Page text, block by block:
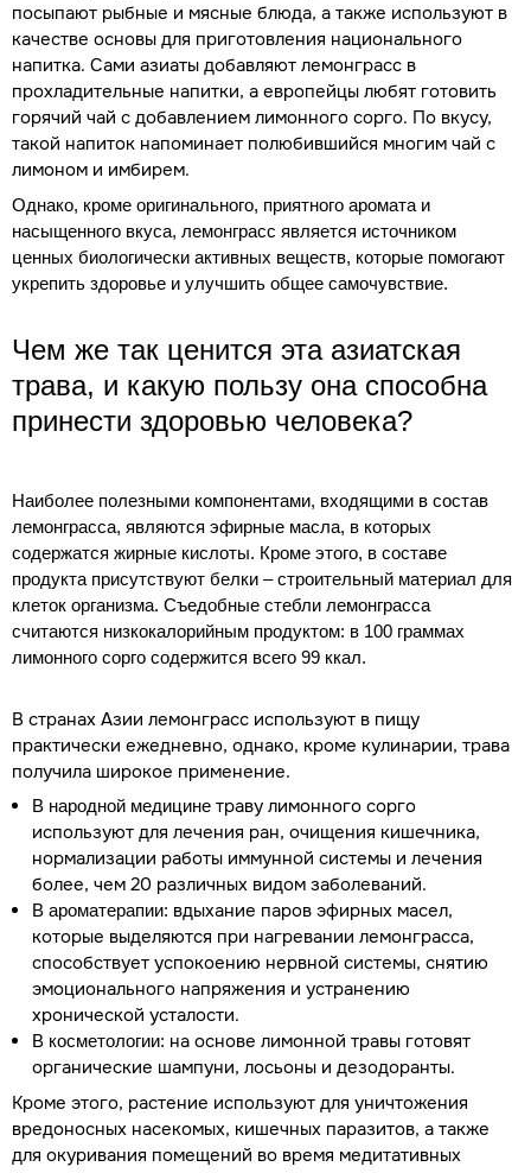
посыпают рыбные и мясные блюда, а также используют в
качестве основы для приготовления национального
напитка. Сами азиаты добавляют лемонграсс в
прохладительные напитки, а европейцы любят готовить
горячий чай с добавлением лимонного сорго. По вкусу,
такой напиток напоминает полюбившийся многим чай с
лимоном и имбирем.
Однако, кроме оригинального, приятного аромата и
насыщенного вкуса, лемонграсс является источником
ценных биологически активных веществ, которые помогают
укрепить здоровье и улучшить общее самочувствие.
Чем же так ценится эта азиатская
трава, и какую пользу она способна
принести здоровью человека?
Наиболее полезными компонентами, входящими в состав
лемонграсса, являются эфирные масла, в которых
содержатся жирные кислоты. Кроме этого, в составе
продукта присутствуют белки – строительный материал для
клеток организма. Съедобные стебли лемонграсса
считаются низкокалорийным продуктом: в 100 граммах
лимонного сорго содержится всего 99 ккал.
В странах Азии лемонграсс используют в пищу
практически ежедневно, однако, кроме кулинарии, трава
получила широкое применение.
В народной медицине траву лимонного сорго
используют для лечения ран, очищения кишечника,
нормализации работы иммунной системы и лечения
более, чем 20 различных видом заболеваний.
В ароматерапии: вдыхание паров эфирных масел,
которые выделяются при нагревании лемонграсса,
способствует успокоению нервной системы, снятию
эмоционального напряжения и устранению
хронической усталости.
В косметологии: на основе лимонной травы готовят
органические шампуни, лосьоны и дезодоранты.
Кроме этого, растение используют для уничтожения
вредоносных насекомых, кишечных паразитов, а также
для окуривания помещений во время медитативных